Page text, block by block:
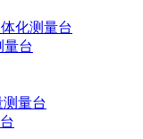
化测量台
量台
量台